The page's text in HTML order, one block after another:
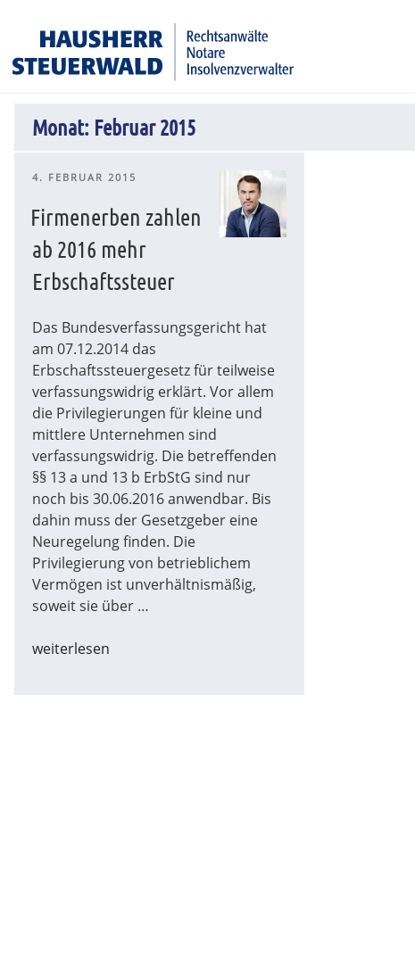
springen
Monat: Februar 2015
VERÖFFENTLICHT
4. FEBRUAR 2015
Firmenerben zahlen
ab 2016 mehr
Erbschaftssteuer
Das Bundesverfassungsgericht hat
am 07.12.2014 das
Erbschaftssteuergesetz für teilweise
verfassungswidrig erklärt. Vor allem
die Privilegierungen für kleine und
mittlere Unternehmen sind
verfassungswidrig. Die betreffenden
§§ 13 a und 13 b ErbStG sind nur
noch bis 30.06.2016 anwendbar. Bis
dahin muss der Gesetzgeber eine
Neuregelung finden. Die
Privilegierung von betrieblichem
Vermögen ist unverhältnismäßig,
soweit sie über …
„Firmenerben
weiterlesen